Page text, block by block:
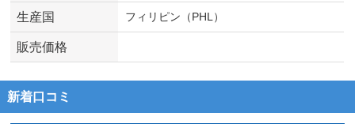
生産国 フィリピン（PHL）
販売価格
新着口コミ